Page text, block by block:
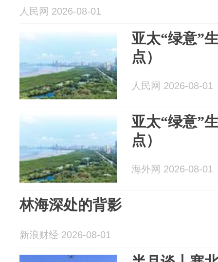
人民网 2026-08-01
亚太“绿意”
点）
人民网 2026-08-01
亚太“绿意”
点）
海外网 2026-08-01
林海深处的背影
新浪财经 2026-08-01